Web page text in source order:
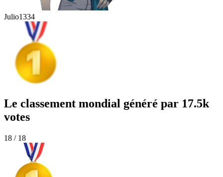
Julio1334
Le classement mondial généré par 17.5k
votes
18 / 18